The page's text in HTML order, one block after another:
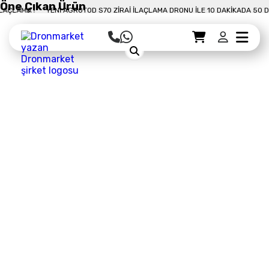
50 DÖNÜM İLAÇLAMA ! YENI AGROTOD S70 ZIRAI İLAÇLAMA
Sepet
Sepet Detayı Ödemeye Geç
Öne Çıkan Ürün